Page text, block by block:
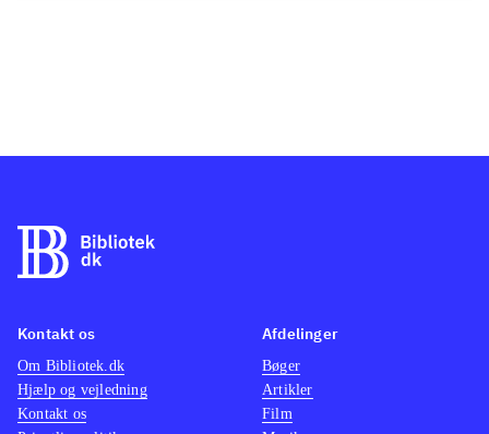
Kontakt os
Om Bibliotek.dk
Hjælp og vejledning
Kontakt os
Afdelinger
Bøger
Artikler
Film